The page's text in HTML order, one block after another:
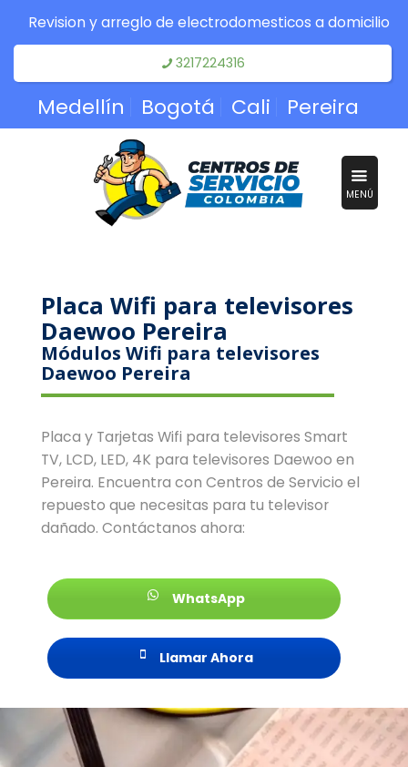
Revision y arreglo de electrodomesticos a domicilio
3217224316
Medellín Bogotá Cali Pereira
MENÚ
Placa Wifi para televisores
Daewoo Pereira
Módulos Wifi para televisores
Daewoo Pereira
Placa y Tarjetas Wifi para televisores Smart
TV, LCD, LED, 4K para televisores Daewoo en
Pereira. Encuentra con Centros de Servicio el
repuesto que necesitas para tu televisor
dañado. Contáctanos ahora:
WhatsApp
Llamar Ahora